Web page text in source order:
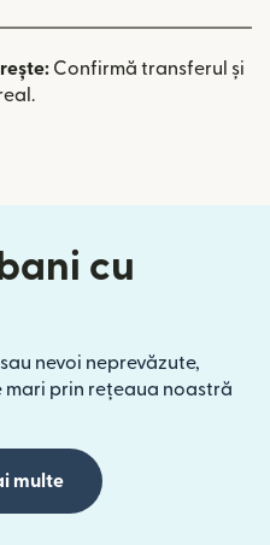
Confirmă transferul și
cu
nevoi neprevăzute,
mari prin rețeaua noastră
multe